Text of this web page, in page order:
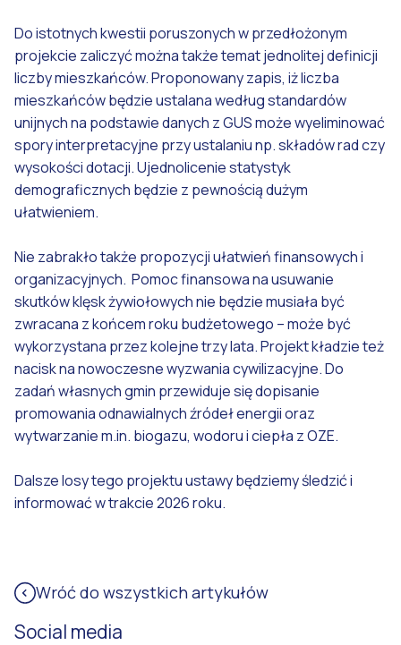
Do istotnych kwestii poruszonych w przedłożonym
projekcie zaliczyć można także temat jednolitej definicji
liczby mieszkańców. Proponowany zapis, iż liczba
mieszkańców będzie ustalana według standardów
unijnych na podstawie danych z GUS może wyeliminować
spory interpretacyjne przy ustalaniu np. składów rad czy
wysokości dotacji. Ujednolicenie statystyk
demograficznych będzie z pewnością dużym
ułatwieniem.
Nie zabrakło także propozycji ułatwień finansowych i
organizacyjnych. Pomoc finansowa na usuwanie
skutków klęsk żywiołowych nie będzie musiała być
zwracana z końcem roku budżetowego – może być
wykorzystana przez kolejne trzy lata. Projekt kładzie też
nacisk na nowoczesne wyzwania cywilizacyjne. Do
zadań własnych gmin przewiduje się dopisanie
promowania odnawialnych źródeł energii oraz
wytwarzanie m.in. biogazu, wodoru i ciepła z OZE.
Dalsze losy tego projektu ustawy będziemy śledzić i
informować w trakcie 2026 roku.
Wróć do wszystkich artykułów
Social media